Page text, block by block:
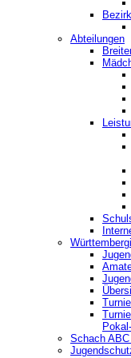
Abteilungen
Schach